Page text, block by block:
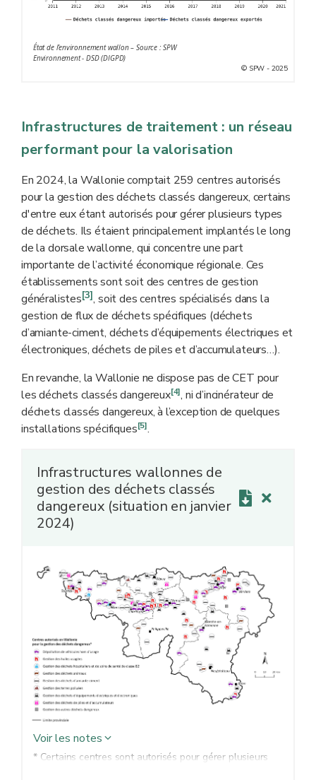
État de l’environnement wallon – Source : SPW
Environnement - DSD (DIGPD)
© SPW - 2025
Infrastructures de traitement : un réseau
performant pour la valorisation
En 2024, la Wallonie comptait 259 centres autorisés
pour la gestion des déchets classés dangereux, certains
d'entre eux étant autorisés pour gérer plusieurs types
de déchets. Ils étaient principalement implantés le long
de la dorsale wallonne, qui concentre une part
importante de l’activité économique régionale. Ces
établissements sont soit des centres de gestion
généralistes[3], soit des centres spécialisés dans la
gestion de flux de déchets spécifiques (déchets
d’amiante-ciment, déchets d’équipements électriques et
électroniques, déchets de piles et d’accumulateurs…).
En revanche, la Wallonie ne dispose pas de CET pour
les déchets classés dangereux[4], ni d’incinérateur de
déchets classés dangereux, à l’exception de quelques
installations spécifiques[5].
Infrastructures wallonnes de
gestion des déchets classés
dangereux (situation en janvier
2024)
Voir les notes
* Certains centres sont autorisés pour gérer plusieurs